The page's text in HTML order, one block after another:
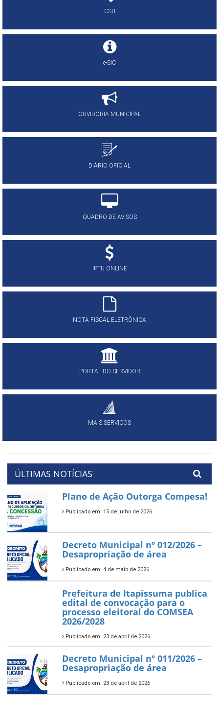
CSU
e-SIC
OUVIDORIA MUNICIPAL
DIÁRIO OFICIAL
QUADRO DE AVISOS
IPTU ONLINE
NOTA FISCAL ELETRÔNICA
PORTAL DO SERVIDOR
MAIS SERVIÇOS
ÚLTIMAS NOTÍCIAS
Plano de Ação Outorga Compesa!
Publicado em: 15 de julho de 2026
Decreto Municipal nº 012/2026 –
Desapropriação de área
Publicado em: 4 de maio de 2026
Prefeitura de Itapissuma publica
edital de convocação para o
processo eleitoral do COMSEA
2026/2028
Publicado em: 23 de abril de 2026
Decreto Municipal nº 011/2026 –
Desapropriação de área
Publicado em: 23 de abril de 2026